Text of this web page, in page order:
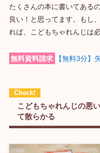
たくさんの本に書いてある
良い！と思ってます。もし
れば、こどもちゃれんじは
無料資料請求 【無料3分】
こどもちゃれんじの悪
て散らかる